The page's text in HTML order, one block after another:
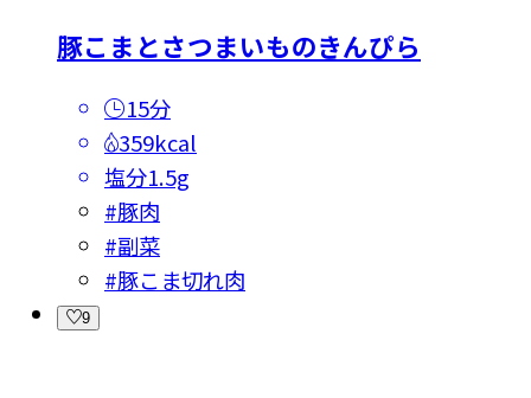
豚こまとさつまいものきんぴら
15分
359kcal
塩分1.5g
#豚肉
#副菜
#豚こま切れ肉
9